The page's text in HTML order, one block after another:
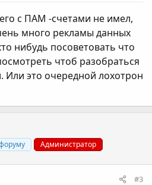
с ПАМ -счетами не имел,
много рекламы данных
нибудь посоветовать что
чтоб разобраться
это очередной лохотрон
Администратор
#3